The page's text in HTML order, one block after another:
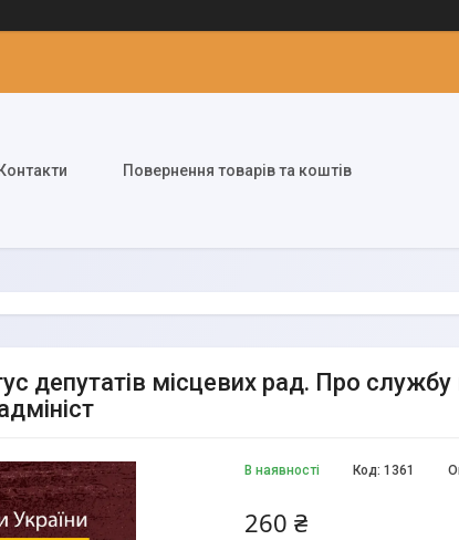
Контакти Повернення товарів та коштів
депутатів місцевих рад. Про службу
В наявності Код: 1361
260 ₴